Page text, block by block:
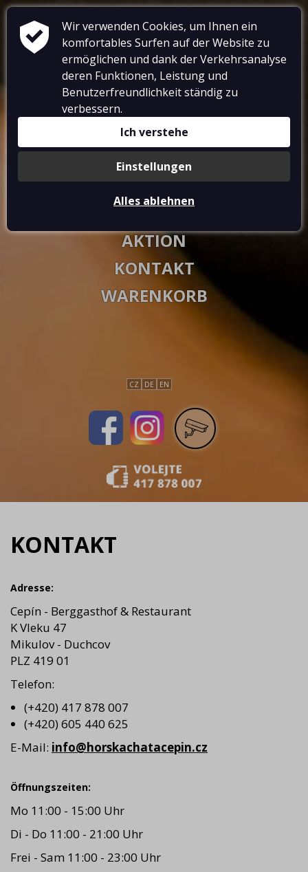
RESTAURANT
UNTERKUNFT
GALERIE
VOUCHERS
AKTIVITÄTEN
AKTION
KONTAKT
WARENKORB
CZ DE EN
KONTAKT
Adresse:
Cepín - Berggasthof & Restaurant
K Vleku 47
Mikulov - Duchcov
PLZ 419 01
Telefon:
(+420) 417 878 007
(+420) 605 440 625
E-Mail: info@horskachatacepin.cz
Öffnungszeiten:
Mo 11:00 - 15:00 Uhr
Di - Do 11:00 - 21:00 Uhr
Frei - Sam 11:00 - 23:00 Uhr
Wir verwenden Cookies, um Ihnen ein
komfortables Surfen auf der Website zu
ermöglichen und dank der Verkehrsanalyse
deren Funktionen, Leistung und
Benutzerfreundlichkeit ständig zu
verbessern.
Ich verstehe
Einstellungen
Alles ablehnen